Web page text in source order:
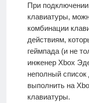
При подключении
клавиатуры,
комбинации
действиям,
геймпада (и не
инженер Xbox
неполный
выполнить на
клавиатуры.